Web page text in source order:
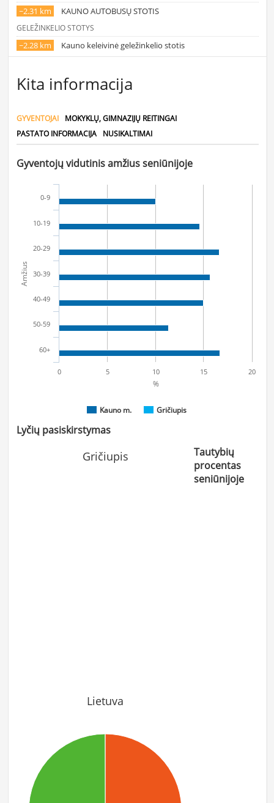
~2.31 km KAUNO AUTOBUSŲ STOTIS
GELEŽINKELIO STOTYS
~2.28 km Kauno keleivinė geležinkelio stotis
Kita informacija
GYVENTOJAI
MOKYKLŲ, GIMNAZIJŲ REITINGAI
PASTATO INFORMACIJA
NUSIKALTIMAI
Gyventojų vidutinis amžius seniūnijoje
Amžius
%
Kauno m. Gričiupis
0-9
10-19
20-29
30-39
40-49
50-59
60+
0 5 10 15 20
Lyčių pasiskirstymas
Gričiupis
Lietuva
Tautybių
procentas
seniūnijoje